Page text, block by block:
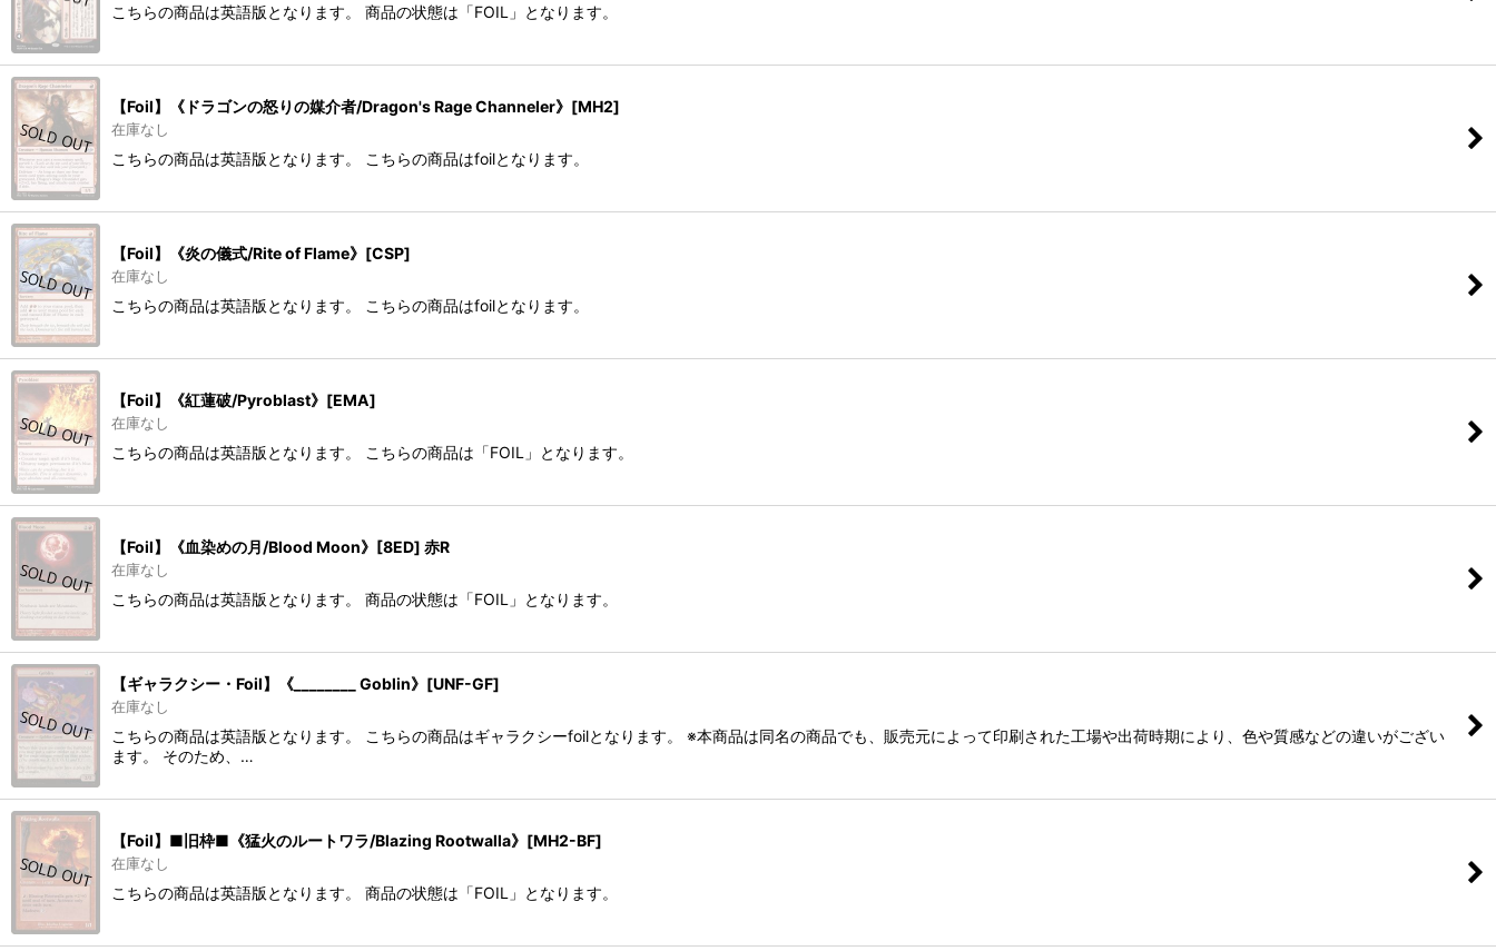
こちらの商品は英語版となります。 商品の状態は「FOIL」となります。
【Foil】《ドラゴンの怒りの媒介者/Dragon's Rage Channeler》[MH2]
在庫なし
こちらの商品は英語版となります。 こちらの商品はfoilとなります。
【Foil】《炎の儀式/Rite of Flame》[CSP]
在庫なし
こちらの商品は英語版となります。 こちらの商品はfoilとなります。
【Foil】《紅蓮破/Pyroblast》[EMA]
在庫なし
こちらの商品は英語版となります。 こちらの商品は「FOIL」となります。
【Foil】《血染めの月/Blood Moon》[8ED] 赤R
在庫なし
こちらの商品は英語版となります。 商品の状態は「FOIL」となります。
【ギャラクシー・Foil】《________ Goblin》[UNF-GF]
在庫なし
こちらの商品は英語版となります。 こちらの商品はギャラクシーfoilとなります。 ※本商品は同名の商品でも、販売元によって印刷された工場や出荷時期により、色や質感などの違いがござい
ます。 そのため、…
【Foil】■旧枠■《猛火のルートワラ/Blazing Rootwalla》[MH2-BF]
在庫なし
こちらの商品は英語版となります。 商品の状態は「FOIL」となります。